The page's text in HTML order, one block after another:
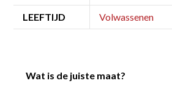
LEEFTIJD Volwassenen
Wat is de juiste maat?